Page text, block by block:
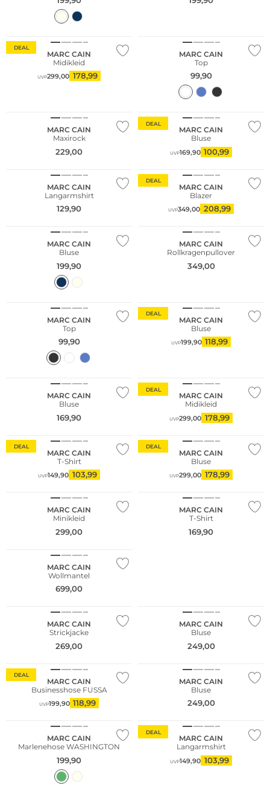
DEAL
MARC CAIN
Midikleid
UVP299,00 178,99
MARC CAIN
Top
99,90
MARC CAIN
Maxirock
229,00
DEAL
MARC CAIN
Bluse
UVP169,90 100,99
MARC CAIN
Langarmshirt
129,90
DEAL
MARC CAIN
Blazer
UVP349,00 208,99
MARC CAIN
Bluse
199,90
MARC CAIN
Rollkragenpullover
349,00
MARC CAIN
Top
99,90
DEAL
MARC CAIN
Bluse
UVP199,90 118,99
MARC CAIN
Bluse
169,90
DEAL
MARC CAIN
Midikleid
UVP299,00 178,99
DEAL
MARC CAIN
T-Shirt
UVP149,90 103,99
DEAL
MARC CAIN
Bluse
UVP299,00 178,99
MARC CAIN
Minikleid
299,00
MARC CAIN
T-Shirt
169,90
MARC CAIN
Wollmantel
699,00
MARC CAIN
Strickjacke
269,00
MARC CAIN
Bluse
249,00
DEAL
MARC CAIN
Businesshose FUSSA
UVP199,90 118,99
MARC CAIN
Bluse
249,00
MARC CAIN
Marlenehose WASHINGTON
199,90
DEAL
MARC CAIN
Langarmshirt
UVP149,90 103,99